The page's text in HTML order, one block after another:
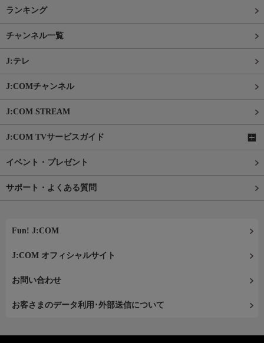
ランキング
チャンネル一覧
J:テレ
J:COMチャンネル
J:COM STREAM
J:COM TVサービスガイド
イベント・プレゼント
サポート・よくある質問
Fun! J:COM
J:COM オフィシャルサイト
お問い合わせ
お客さまのデータ利用･外部送信について